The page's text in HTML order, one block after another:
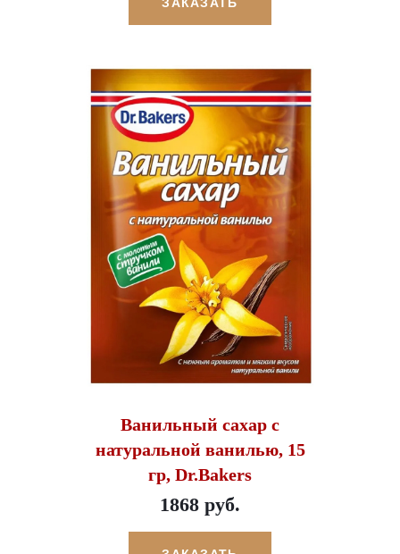
ЗАКАЗАТЬ
Ванильный сахар с
натуральной ванилью, 15
гр, Dr.Bakers
1868 руб.